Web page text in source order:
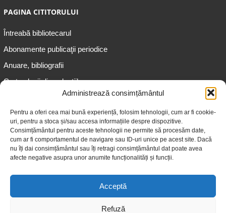
Administrează consimțământul
Pentru a oferi cea mai bună experiență, folosim tehnologii, cum ar fi cookie-
uri, pentru a stoca și/sau accesa informațiile despre dispozitive.
Consimțământul pentru aceste tehnologii ne permite să procesăm date,
cum ar fi comportamentul de navigare sau ID-uri unice pe acest site. Dacă
nu îți dai consimțământul sau îți retragi consimțământul dat poate avea
afecte negative asupra unor anumite funcționalități și funcții.
Acceptă
Refuză
PAGINA CITITORULUI
Întreabă bibliotecarul
Abonamente publicaţii periodice
Anuare, bibliografii
Cartea lunii din colecțiile
Informații pentru adolescenți
Informații pentru adulți
Informații pentru seniori